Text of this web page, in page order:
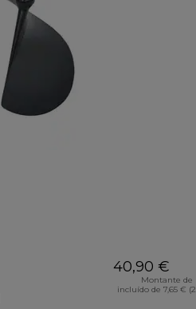
40,90 €
Montante de
incluído de 7,65 €